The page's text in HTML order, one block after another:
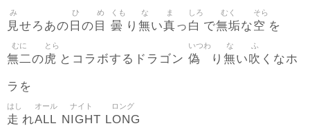
見
み
せろあの 日
ひ
の 目
め
曇
くも
り 無
な
い真
ま
っ 白
しろ
で無垢
むく
な空
そら
を
無二
むに
の虎
とら
とコラボするドラゴン 偽
いつわ
り 無
な
い 吹
ふ
くなホ
ラを
走
はし
れALL
オール
NIGHT
ナイト
LONG
ロング